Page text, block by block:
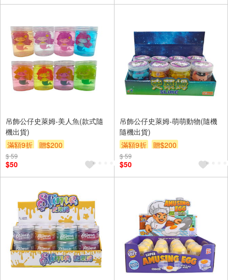
吊飾公仔史萊姆-美人魚(款式隨
機出貨)
滿額9折
贈$200
$ 59
$50
吊飾公仔史萊姆-萌萌動物(隨機
隨機出貨)
滿額9折
贈$200
$ 59
$50